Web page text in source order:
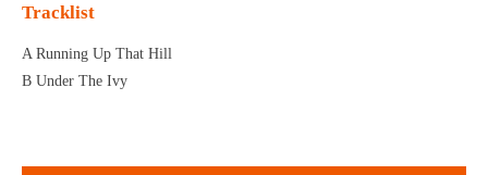
Tracklist
A Running Up That Hill
B Under The Ivy